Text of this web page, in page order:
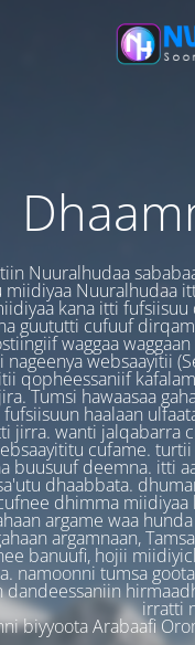
Nuuralhudaa
Nuuralhudaa
kana itti
guututti cufuuf
waggaa
nageenya websaayitii
qopheessaniif
Tumsi hawaasaa
haalaan
jirra. wanti jalqabarra
cufame.
buusuuf deemna. itti
dhaabbata.
dhimma
argame waa
argamnaan,
banuufi, hojii
namoonni tumsa
dandeessaniin
irratti
biyyoota Arabaafi